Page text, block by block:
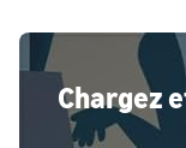
Chargez